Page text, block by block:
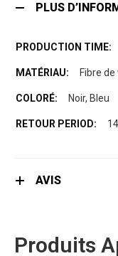
PLUS
Fibre de
Noir, Bleu
AVIS
Produits